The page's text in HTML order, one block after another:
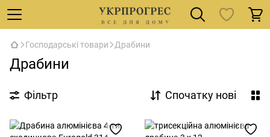
Господарські товари Драбини
Драбини
Фільтр Спочатку нові